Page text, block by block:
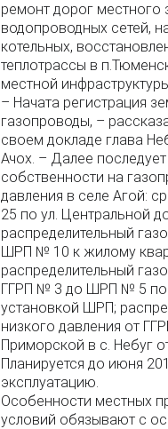
ремонт дорог местного
водопроводных сетей,
котельных,
теплотрассы в
местной
– Начата регистрация
газопроводы, –
своем докладе глава
Ачох. – Далее
собственности на
давления в селе Агой:
25 по ул. Центральной
распределительный
ШРП № 10 к жилому
распределительный
ГГРП № 3 до ШРП № 5 по
установкой ШРП;
низкого давления от
Приморской в с. Небуг
Планируется до июня
эксплуатацию.
Особенности местных
условий обязывают с